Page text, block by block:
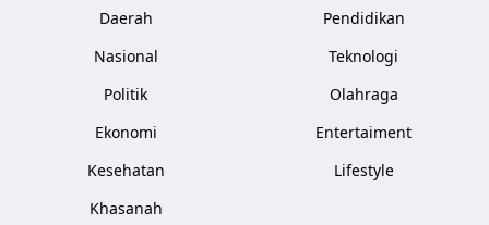
Daerah
Nasional
Politik
Ekonomi
Kesehatan
Khasanah
Pendidikan
Teknologi
Olahraga
Entertaiment
Lifestyle